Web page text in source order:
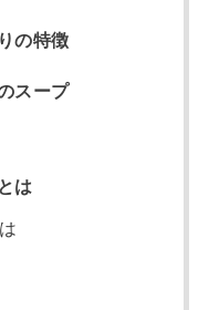
の特徴
スープ
は